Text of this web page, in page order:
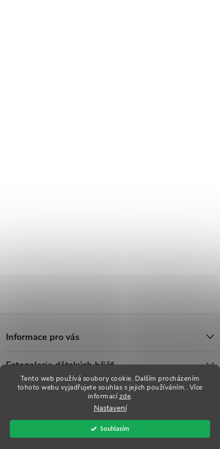
Tento web používá soubory cookie. Dalším procházením
tohoto webu vyjadřujete souhlas s jejich používáním.. Více
informacízde.
Nastavení
Souhlasím
p
Informace pro vás
Fotogalerie dětských hřišť
Vytvořil Shoptet
Dětská hřiště . Všechna práva vyhrazena.
nastavení cookies